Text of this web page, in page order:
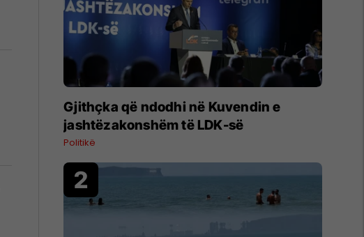
Gjithçka që ndodhi në Kuvendin e
jashtëzakonshëm të LDK-së
Politikë